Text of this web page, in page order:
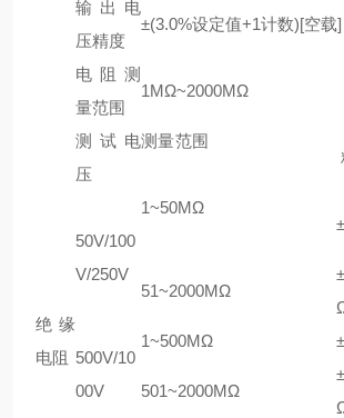
绝缘
电阻
输出电
压精度
±(3.0%设定值+1计数)[空载]
电阻测
量范围
1MΩ~2000MΩ
测试电
压
测量范围
50V/100
V/250V
1~50MΩ
51~2000MΩ
500V/10
00V
1~500MΩ
501~2000MΩ